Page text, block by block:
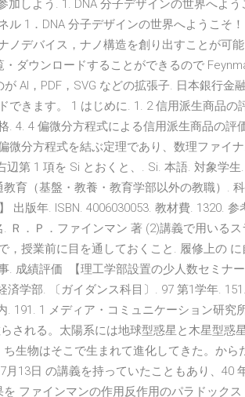
加しよう. 1. DNA 分子デザインの世界へよ
ル 1．DNA 分子デザインの世界へようこそ
デバイス，ナノ構造を創り出すことが可
ダウンロードすることができるので
AI，PDF，SVG などの拡張子. 日本銀行金
できます。 1 はじめに. 1. 2 信用派生商品の
. 4. 4 偏微分方程式による信用派生商品の評
微分方程式を結ぶ定理であり、数理ファイ
第 1 項を Si とおくと、. Si. 本語. 対象学
育（基盤・教養・教育学部以外の教職）.
出版年. ISBN. 4006030053. 教材費. 1320.
Ｒ．Ｐ．ファインマン 著 (2)講義で⽤いる
，授業前に⽬を通しておくこと. 履修上の に
. 成績評価 【理工学部設置の少人数セミナ
済学部. 〔ガイダンス科目〕. 97 第1学年.
191. 1 メディア・コミュニケーション研究
される。太陽系には地球型惑星と木星型惑
生物はそこで生まれて進化してきた。から
月13日 の講義を持っていたこともあり、40
ファインマンの作用反作用のパラドック